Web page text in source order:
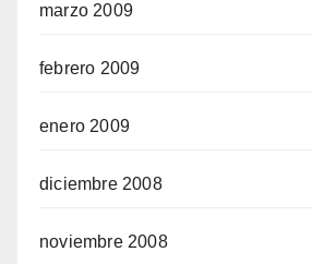
marzo 2009
febrero 2009
enero 2009
diciembre 2008
noviembre 2008